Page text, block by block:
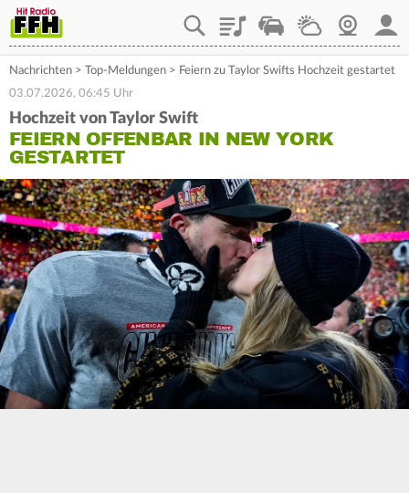
PlaylistStaupilotWetterWebcam
Nachrichten > Top-Meldungen > Feiern zu Taylor Swifts Hochzeit gestartet
03.07.2026, 06:45 Uhr
Hochzeit von Taylor Swift
FEIERN OFFENBAR IN NEW YORK
GESTARTET